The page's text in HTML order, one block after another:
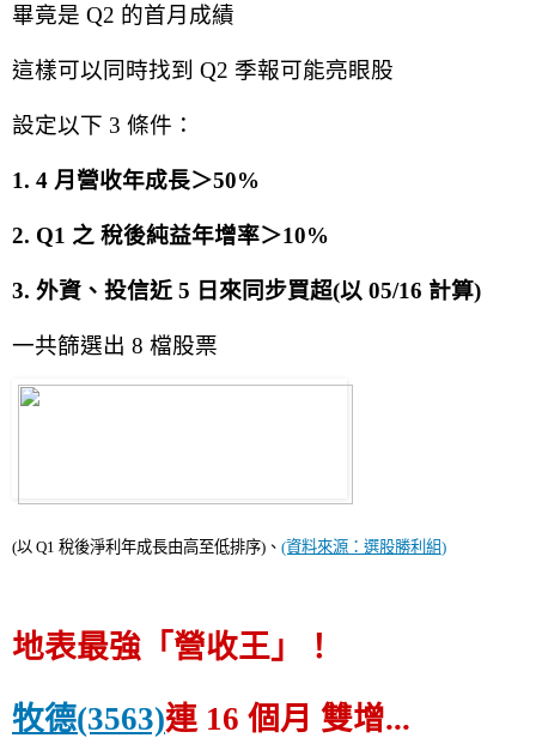
畢竟是 Q2 的首月成績
這樣可以同時找到 Q2 季報可能亮眼股
設定以下 3 條件：
1. 4 月營收年成長＞50%
2. Q1 之 稅後純益年增率＞10%
3. 外資、投信近 5 日來同步買超(以 05/16 計算)
一共篩選出 8 檔股票
(以 Q1 稅後淨利年成長由高至低排序)、 (資料來源：選股勝利組)
地表最強「營收王」！
牧德(3563)連 16 個月 雙增...